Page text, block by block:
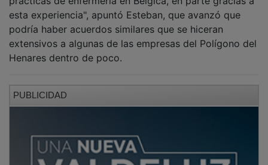
esta experiencia", apuntó Esteban, que avanzó que
podría haber acuerdos similares que se hiceran
extensivos a algunas de las empresas del Polígono del
Henares dentro de poco.